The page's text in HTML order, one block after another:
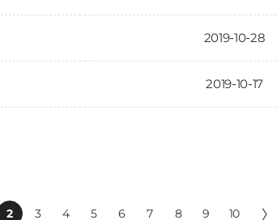
2019-10-28
2019-10-17
2 3 4 5 6 7 8 9 10 〉